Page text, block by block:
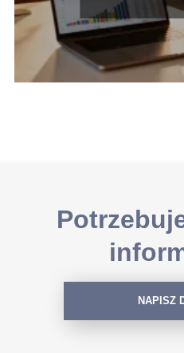
NAPISZ